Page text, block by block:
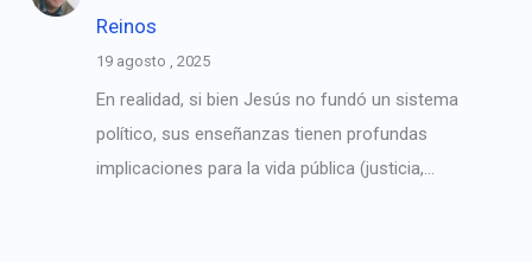
Reinos
19 agosto , 2025
En realidad, si bien Jesús no fundó un sistema
político, sus enseñanzas tienen profundas
implicaciones para la vida pública (justicia,…